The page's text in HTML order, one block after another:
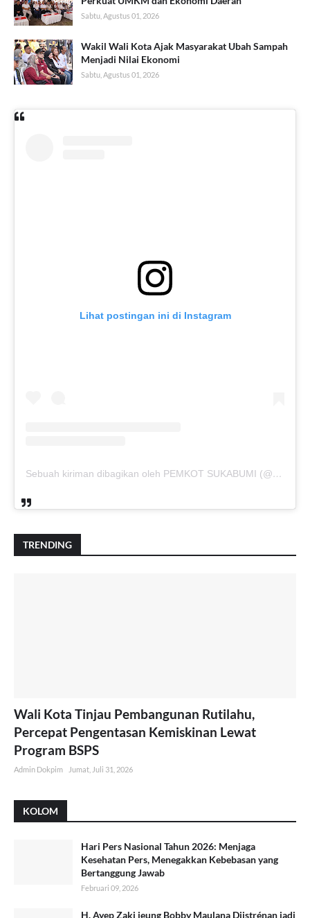
Sabtu, Agustus 01, 2026
Wakil Wali Kota Ajak Masyarakat Ubah Sampah
Menjadi Nilai Ekonomi
Sabtu, Agustus 01, 2026
Lihat postingan ini di Instagram
Sebuah kiriman dibagikan oleh PEMKOT SUKABUMI (@pemkotsukabumi_)
TRENDING
Wali Kota Tinjau Pembangunan Rutilahu,
Percepat Pengentasan Kemiskinan Lewat
Program BSPS
Admin Dokpim Jumat, Juli 31, 2026
KOLOM
Hari Pers Nasional Tahun 2026: Menjaga
Kesehatan Pers, Menegakkan Kebebasan yang
Bertanggung Jawab
Februari 09, 2026
H. Ayep Zaki jeung Bobby Maulana Diistrénan jadi